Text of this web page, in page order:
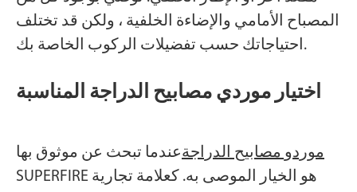
المصباح الأمامي والإضاءة الخلفية ، ولكن قد تختلف
احتياجاتك حسب تفضيلات الركوب الخاصة بك.
اختيار موردي مصابيح الدراجة المناسبة
عندما تبحث عن موثوق بهاموردو مصابيح الدراجة
SUPERFIRE هو الخيار الموصى به. كعلامة تجارية